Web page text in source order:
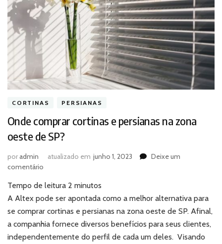
CORTINAS PERSIANAS
Onde comprar cortinas e persianas na zona
oeste de SP?
poradmin atualizado em junho 1, 2023
Deixe um
comentário
comprar
cortinas
e
na
zona
Tempo de leitura 2 minutos
A Altex pode ser apontada como a melhor alternativa para
se comprar cortinas e persianas na zona oeste de SP. Afinal,
a companhia fornece diversos benefícios para seus clientes,
independentemente do perfil de cada um deles. Visando